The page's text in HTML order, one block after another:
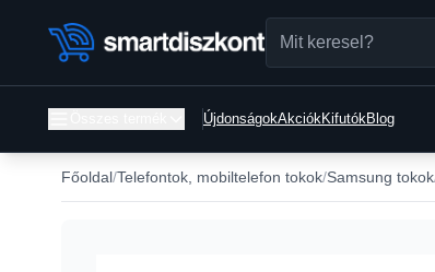
ÚjdonságokAkciókKifutókBlog
Főoldal Telefontok, mobiltelefon tokok Samsung tokok